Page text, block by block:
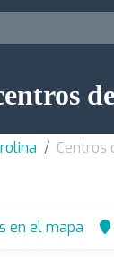
Centros
en el mapa